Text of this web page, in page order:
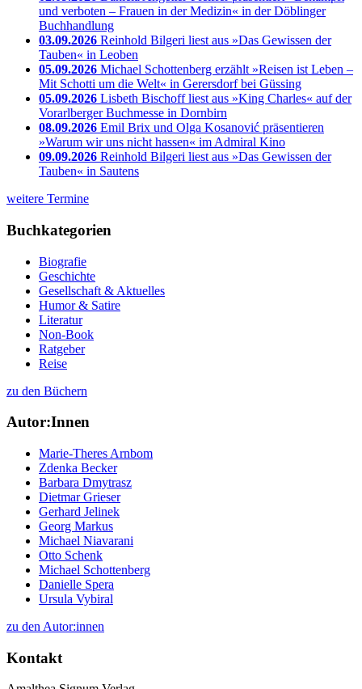
und verboten – Frauen in der Medizin« in der Döblinger
Buchhandlung
03.09.2026 Reinhold Bilgeri liest aus »Das Gewissen der
Tauben« in Leoben
05.09.2026 Michael Schottenberg erzählt »Reisen ist Leben –
Mit Schotti um die Welt« in Gerersdorf bei Güssing
05.09.2026 Lisbeth Bischoff liest aus »King Charles« auf der
Vorarlberger Buchmesse in Dornbirn
08.09.2026 Emil Brix und Olga Kosanović präsentieren
»Warum wir uns nicht hassen« im Admiral Kino
09.09.2026 Reinhold Bilgeri liest aus »Das Gewissen der
Tauben« in Sautens
weitere Termine
Buchkategorien
Biografie
Geschichte
Gesellschaft & Aktuelles
Humor & Satire
Literatur
Non-Book
Ratgeber
Reise
zu den Büchern
Autor:Innen
Marie-Theres Arnbom
Zdenka Becker
Barbara Dmytrasz
Dietmar Grieser
Gerhard Jelinek
Georg Markus
Michael Niavarani
Otto Schenk
Michael Schottenberg
Danielle Spera
Ursula Vybiral
zu den Autor:innen
Kontakt